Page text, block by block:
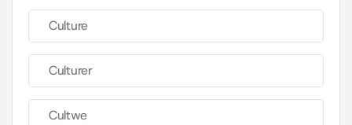
Culture
Culturer
Cultwe